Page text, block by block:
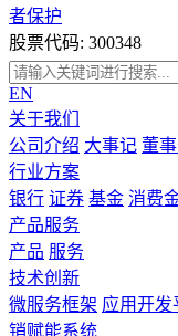
者保护
股票代码: 300348
EN
关于我们
公司介绍 大事记 董
行业方案
银行 证券 基金 消费
产品服务
产品 服务
技术创新
微服务框架 应用开发
销赋能系统